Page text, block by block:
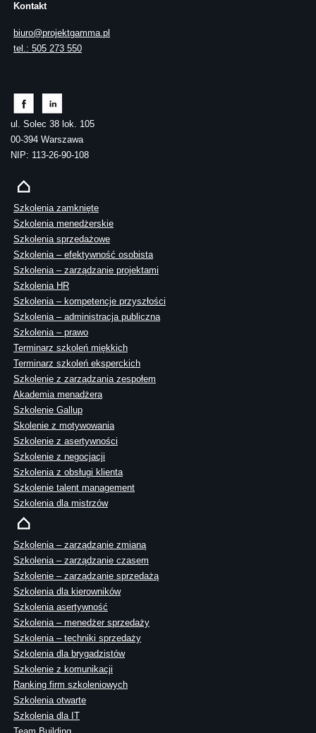
Kontakt
biuro@projektgamma.pl
tel.: 505 273 550
ul. Solec 38 lok. 105
00-394 Warszawa
NIP: 113-26-90-108
Szkolenia zamknięte
Szkolenia menedżerskie
Szkolenia sprzedażowe
Szkolenia – efektywność osobista
Szkolenia – zarządzanie projektami
Szkolenia HR
Szkolenia – kompetencje przyszłości
Szkolenia – administracja publiczna
Szkolenia – prawo
Terminarz szkoleń miękkich
Terminarz szkoleń eksperckich
Szkolenie z zarządzania zespołem
Akademia menadżera
Szkolenie Gallup
Skolenie z motywowania
Szkolenie z asertywności
Szkolenie z negocjacji
Szkolenia z obsługi klienta
Szkolenie talent management
Szkolenia dla mistrzów
Szkolenia – zarządzanie zmianą
Szkolenia – zarządzanie czasem
Szkolenie – zarządzanie sprzedażą
Szkolenia dla kierowników
Szkolenia asertywność
Szkolenia – menedżer sprzedaży
Szkolenia – techniki sprzedaży
Szkolenia dla brygadzistów
Szkolenie z komunikacji
Ranking firm szkoleniowych
Szkolenia otwarte
Szkolenia dla IT